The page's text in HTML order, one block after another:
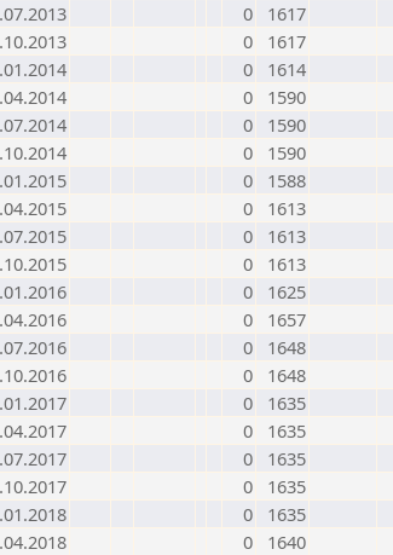
0
1617
0
1617
0
1614
0
1590
0
1590
0
1590
0
1588
0
1613
0
1613
0
1613
0
1625
0
1657
0
1648
0
1648
0
1635
0
1635
0
1635
0
1635
0
1635
0
1640